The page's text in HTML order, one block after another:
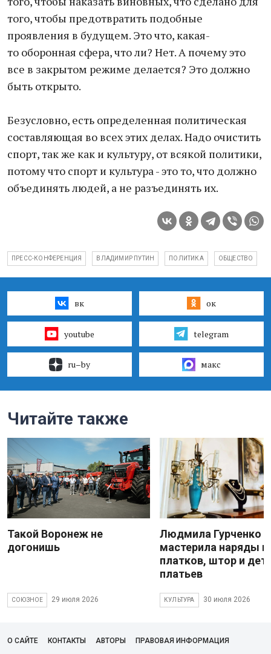
того, чтобы предотвратить подобные
проявления в будущем. Это что, какая-
то оборонная сфера, что ли? Нет. А почему это
все в закрытом режиме делается? Это должно
быть открыто.
Безусловно, есть определенная политическая
составляющая во всех этих делах. Надо очистить
спорт, так же как и культуру, от всякой политики,
потому что спорт и культура - это то, что должно
объединять людей, а не разъединять их.
ПРЕСС-КОНФЕРЕНЦИЯ ВЛАДИМИР ПУТИН ПОЛИТИКА ОБЩЕСТВО
вк ок
youtube telegram
ru–by макс
Читайте также
Такой Воронеж не
догонишь
СОЮЗНОЕ 29 июля 2026
Людмила Гурченко
мастерила наряды
платков, штор и
платьев
КУЛЬТУРА 30 июля 2026
О САЙТЕ КОНТАКТЫ АВТОРЫ ПРАВОВАЯ ИНФОРМАЦИЯ